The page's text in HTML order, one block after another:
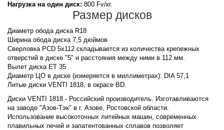
Нагрузка на один диск: 800 Fv/кг.
Размер дисков
Диаметр обода диска R18
Ширина обода диска 7,5 дюймов
Сверловка PCD 5x112 складывается из количества крепежных
отверстий в диске "5" и расстояния между ними в 112 мм.
Вылет диска ET 35
Диаметр ЦО в диске (измеряется в миллиметрах): DIA 57,1
Литые диски VENTI 1818, в окрасе BD.
Диски VENTI 1818 - Российский производитель. Изготавливаются
на заводе "Азов-Тэк" в г. Азове, Ростовской области.
Использование высокоточных литейных машин, современных
плавильных печей и запатентованных сплавов позволяет